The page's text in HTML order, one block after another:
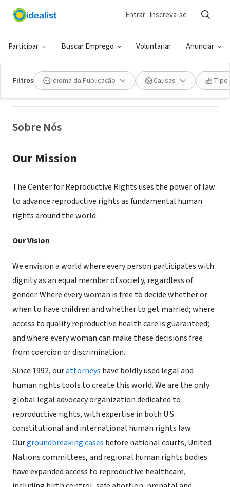
Participar Buscar Emprego Voluntariar Anunciar
Entrar Inscreva-se
Filtros Idioma da Publicação Causas Tipo
ONG (SETOR SOCIAL)
Center for Reproductive Rights
Sobre Nós
Our Mission
The Center for Reproductive Rights uses the power of law
to advance reproductive rights as fundamental human
rights around the world.
Our Vision
We envision a world where every person participates with
dignity as an equal member of society, regardless of
gender. Where every woman is free to decide whether or
when to have children and whether to get married; where
access to quality reproductive health care is guaranteed;
and where every woman can make these decisions free
from coercion or discrimination.
Since 1992, ourattorneyshave boldly used legal and
human rights tools to create this world. We are the only
global legal advocacy organization dedicated to
reproductive rights, with expertise in both U.S.
constitutional and international human rights law.
Ourgroundbreaking casesbefore national courts, United
Nations committees, and regional human rights bodies
have expanded access to reproductive healthcare,